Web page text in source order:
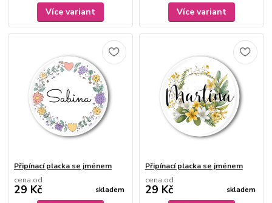
Více variant Více variant
Připínací placka se jménem
cena od
29 Kč skladem
Připínací placka se jménem
cena od
29 Kč skladem